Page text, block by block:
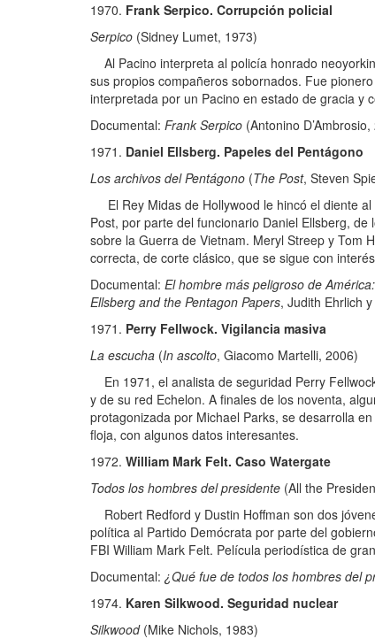
Frank Serpico. Corrupción policial
Serpico (Sidney Lumet, 1973)
Al Pacino interpreta al policía honrado
sus propios compañeros sobornados. Fue
interpretada por un Pacino en estado de gracia y
Documental: Frank Serpico (Antonino
Daniel Ellsberg. Papeles del Pentágono
Los archivos del Pentágono (The Post, Steven
El Rey Midas de Hollywood le hincó el diente al
Post, por parte del funcionario Daniel Ellsberg,
sobre la Guerra de Vietnam. Meryl Streep y Tom
correcta, de corte clásico, que se sigue con
Documental: El hombre más peligroso de
Ellsberg and the Pentagon Papers, Judith Ehrlich
Perry Fellwock. Vigilancia masiva
La escucha (In ascolto, Giacomo Martelli, 2006)
En 1971, el analista de seguridad Perry
y de su red Echelon. A finales de los noventa,
protagonizada por Michael Parks, se desarrolla
floja, con algunos datos interesantes.
William Mark Felt. Caso Watergate
Todos los hombres del presidente (All the
Robert Redford y Dustin Hoffman son dos
política al Partido Demócrata por parte del
FBI William Mark Felt. Película periodística de
Documental: ¿Qué fue de todos los hombres del
Karen Silkwood. Seguridad nuclear
Silkwood (Mike Nichols, 1983)